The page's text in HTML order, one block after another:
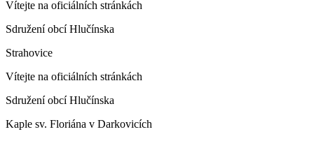
Vítejte na oficiálních stránkách
Sdružení obcí Hlučínska
Strahovice
Vítejte na oficiálních stránkách
Sdružení obcí Hlučínska
Kaple sv. Floriána v Darkovicích